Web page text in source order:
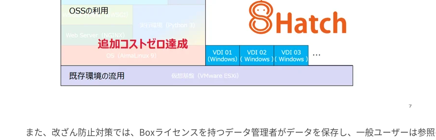
また、改ざん防止対策では、Boxライセンスを持つデータ管理者がデータを保存し、一般ユーザーは参